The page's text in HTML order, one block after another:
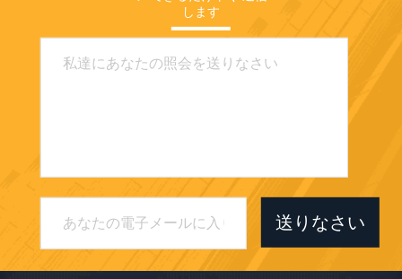
します
送りなさい